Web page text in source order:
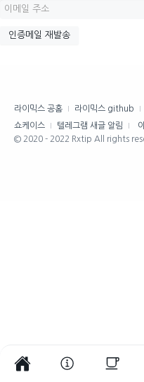
라이믹스 공홈 라이믹스 github
쇼케이스
텔레그램 새글 알림
© 2020 - 2022 Rxtip All rights